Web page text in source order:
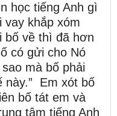
học tiếng Anh gì
vay khắp xóm
bố về thì đã hơn
có gửi cho Nó
mà bố phải
này.” Em xót bố
bố tát em và
tâm tiếng Anh